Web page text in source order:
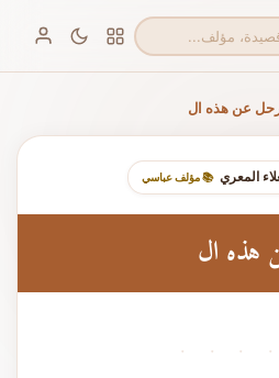
عن هذه ال
المعري 📚 مؤلف عباسي
هذه ال
· · · ·